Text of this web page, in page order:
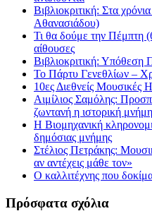
Βιβλιοκριτική: Στα
Αθανασιάδου)
Τι θα δούμε την Πέμπτη
αίθουσες
Βιβλιοκριτική:
Το Πάρτυ Γενεθλίων –
10ες Διεθνείς Μουσικές
Αιμίλιος Σαμόλης:
ζωντανή η ιστορική
Η Βιομηχανική
δημόσιας μνήμης
Στέλιος Πετράκης:
αν αντέχεις μάθε τον»
Ο καλλιτέχνης που
Πρόσφατα σχόλια